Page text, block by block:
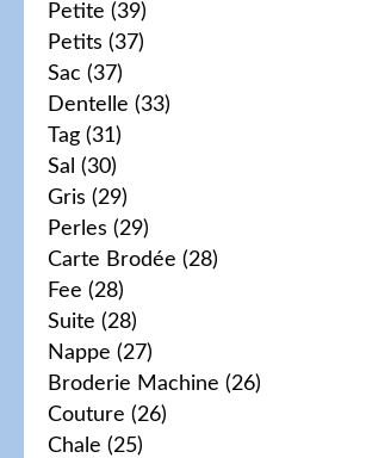
Petite (39)
Petits (37)
Sac (37)
Dentelle (33)
Tag (31)
Sal (30)
Gris (29)
Perles (29)
Carte Brodée (28)
Fee (28)
Suite (28)
Nappe (27)
Broderie Machine (26)
Couture (26)
Chale (25)